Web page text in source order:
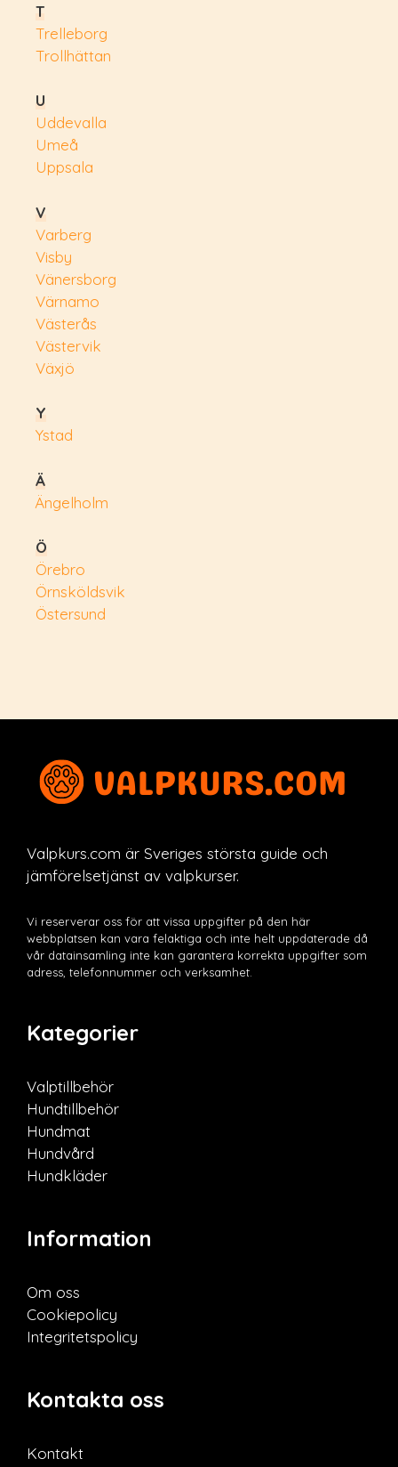
T
Trelleborg
Trollhättan
U
Uddevalla
Umeå
Uppsala
V
Varberg
Visby
Vänersborg
Värnamo
Västerås
Västervik
Växjö
Y
Ystad
Ä
Ängelholm
Ö
Örebro
Örnsköldsvik
Östersund
Valpkurs.com är Sveriges största guide och
jämförelsetjänst av valpkurser.
Vi reserverar oss för att vissa uppgifter på den här
webbplatsen kan vara felaktiga och inte helt uppdaterade då
vår datainsamling inte kan garantera korrekta uppgifter som
adress, telefonnummer och verksamhet.
Kategorier
Valptillbehör
Hundtillbehör
Hundmat
Hundvård
Hundkläder
Information
Om oss
Cookiepolicy
Integritetspolicy
Kontakta oss
Kontakt